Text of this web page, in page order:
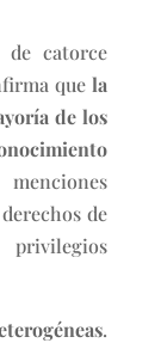
de catorce
quela
de los
de
.